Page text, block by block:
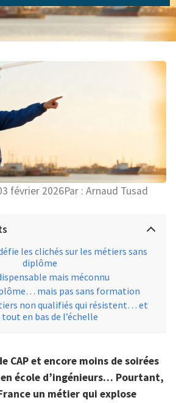
février 2026Par : Arnaud Tusad
les clichés sur les métiers sans
diplôme
mais méconnu
mais pas sans formation
non qualifiés qui résistent… et
tout en bas de l’échelle
CAP et encore moins de soirées
en école d’ingénieurs… Pourtant,
un métier qui explose